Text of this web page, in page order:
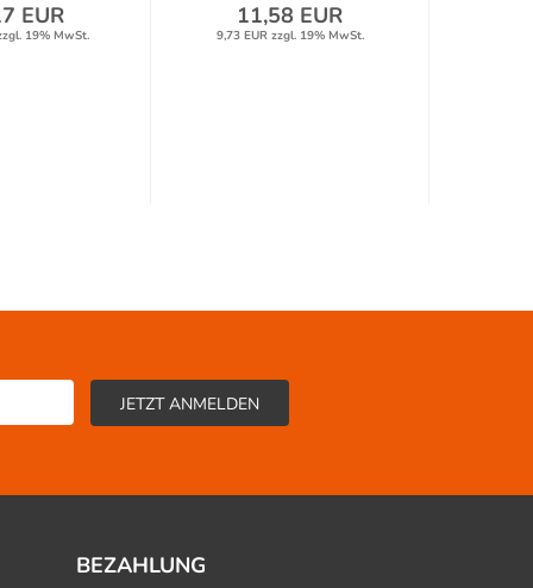
EUR
19% MwSt.
11,58 EUR
9,73 EUR zzgl. 19% MwSt.
BEZAHLUNG